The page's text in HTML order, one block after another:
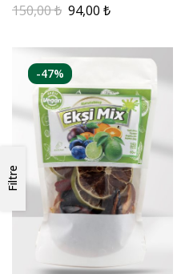
Filtre
150,00₺ 94,00 ₺
-47%